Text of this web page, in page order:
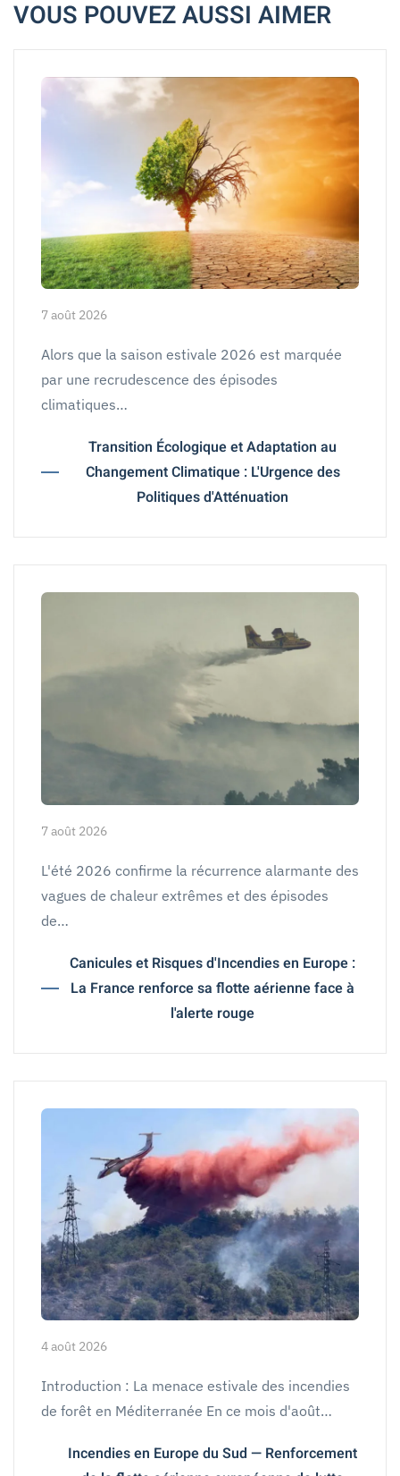
VOUS POUVEZ AUSSI AIMER
7 août 2026
Alors que la saison estivale 2026 est marquée
par une recrudescence des épisodes
climatiques…
Transition Écologique et Adaptation au
Changement Climatique : L'Urgence des
Politiques d'Atténuation
7 août 2026
L'été 2026 confirme la récurrence alarmante des
vagues de chaleur extrêmes et des épisodes
de…
Canicules et Risques d'Incendies en Europe :
La France renforce sa flotte aérienne face à
l'alerte rouge
4 août 2026
Introduction : La menace estivale des incendies
de forêt en Méditerranée En ce mois d'août…
Incendies en Europe du Sud — Renforcement